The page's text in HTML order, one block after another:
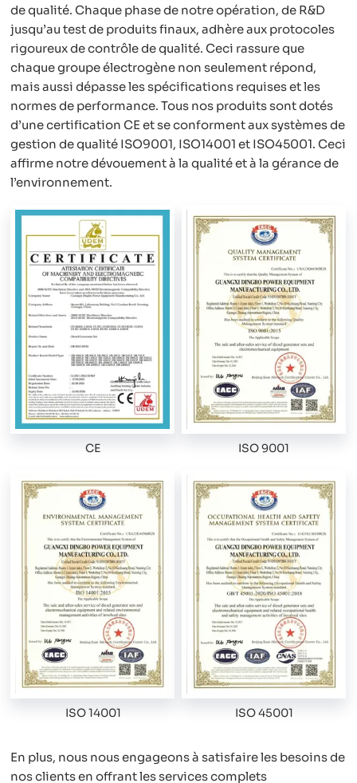
de qualité. Chaque phase de notre opération, de R&D
jusqu’au test de produits finaux, adhère aux protocoles
rigoureux de contrôle de qualité. Ceci rassure que
chaque groupe électrogène non seulement répond,
mais aussi dépasse les spécifications requises et les
normes de performance. Tous nos produits sont dotés
d’une certification CE et se conforment aux systèmes de
gestion de qualité ISO9001, ISO14001 et ISO45001. Ceci
affirme notre dévouement à la qualité et à la gérance de
l’environnement.
CE ISO 9001
ISO 14001 ISO 45001
En plus, nous nous engageons à satisfaire les besoins de
nos clients en offrant les services complets